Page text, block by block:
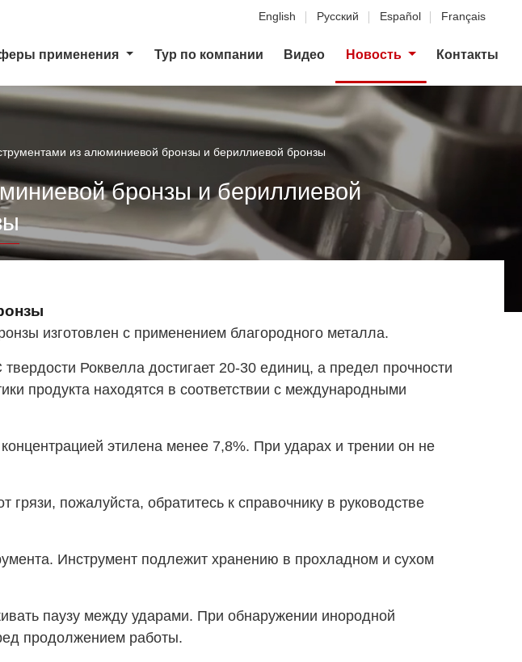
English Русский Español Français
применения Тур по компании Видео Новость Контакты
из алюминиевой бронзы и бериллиевой бронзы
бронзы и бериллиевой
изготовлен с применением благородного металла.
Роквелла достигает 20-30 единиц, а предел прочности
продукта находятся в соответствии с международными
этилена менее 7,8%. При ударах и трении он не
пожалуйста, обратитесь к справочнику в руководстве
Инструмент подлежит хранению в прохладном и сухом
паузу между ударами. При обнаружении инородной
продолжением работы.